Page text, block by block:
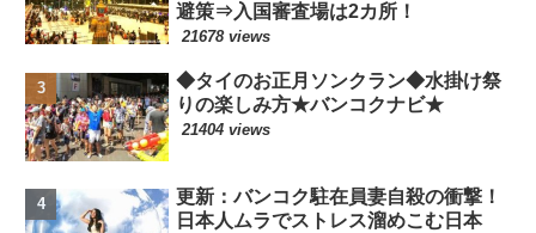
避策⇒入国審査場は2カ所！
21678 views
◆タイのお正月ソンクラン◆水掛け祭
りの楽しみ方★バンコクナビ★
21404 views
更新：バンコク駐在員妻自殺の衝撃！
日本人ムラでストレス溜めこむ日本